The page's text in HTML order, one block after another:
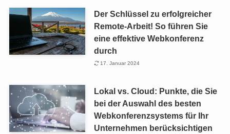
Der Schlüssel zu erfolgreicher
Remote-Arbeit! So führen Sie
eine effektive Webkonferenz
durch
17. Januar 2024
Lokal vs. Cloud: Punkte, die Sie
bei der Auswahl des besten
Webkonferenzsystems für Ihr
Unternehmen berücksichtigen